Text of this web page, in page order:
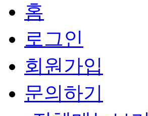
홈
로그인
회원가입
문의하기